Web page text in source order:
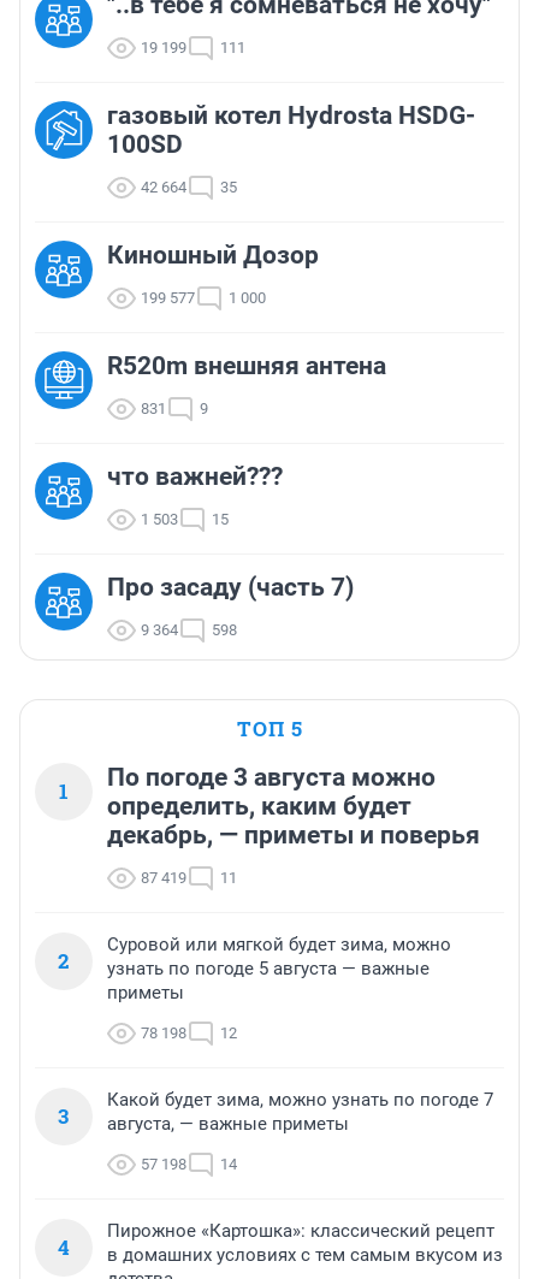
19 199 111
газовый котел Hydrosta HSDG-
100SD
42 664 35
Киношный Дозор
199 577 1 000
R520m внешняя антена
831 9
что важней???
1 503 15
Про засаду (часть 7)
9 364 598
ТОП 5
1
По погоде 3 августа можно
определить, каким будет
декабрь, — приметы и поверья
87 419 11
2
Суровой или мягкой будет зима, можно
узнать по погоде 5 августа — важные
приметы
78 198 12
3
Какой будет зима, можно узнать по погоде 7
августа, — важные приметы
57 198 14
4
Пирожное «Картошка»: классический рецепт
в домашних условиях с тем самым вкусом из